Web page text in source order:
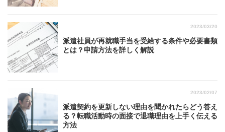
2023/03/20
派遣社員が再就職手当を受給する条件や必要書類
とは？申請方法を詳しく解説
2023/02/07
派遣契約を更新しない理由を聞かれたらどう答え
る？転職活動時の面接で退職理由を上手く伝える
方法